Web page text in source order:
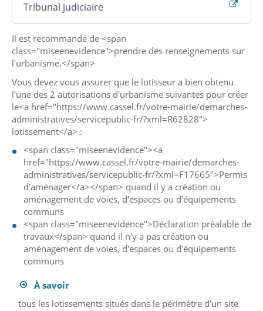
Tribunal judiciaire
Il est recommandé de <span
class="miseenevidence">prendre des renseignements sur
l'urbanisme.</span>
Vous devez vous assurer que le lotisseur a bien obtenu
l'une des 2 autorisations d'urbanisme suivantes pour créer
le<a href="https://www.cassel.fr/votre-mairie/demarches-
administratives/servicepublic-fr/?xml=R62828">
lotissement</a> :
<span class="miseenevidence"><a
href="https://www.cassel.fr/votre-mairie/demarches-
administratives/servicepublic-fr/?xml=F17665">Permis
d'aménager</a></span> quand il y a création ou
aménagement de voies, d'espaces ou d'équipements
communs
<span class="miseenevidence">Déclaration préalable de
travaux</span> quand il n'y a pas création ou
aménagement de voies, d'espaces ou d'équipements
communs
À savoir
tous les lotissements situés dans le périmètre d'un site